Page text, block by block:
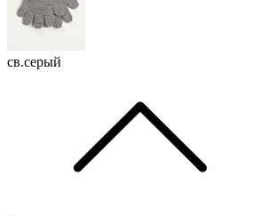
св.серый